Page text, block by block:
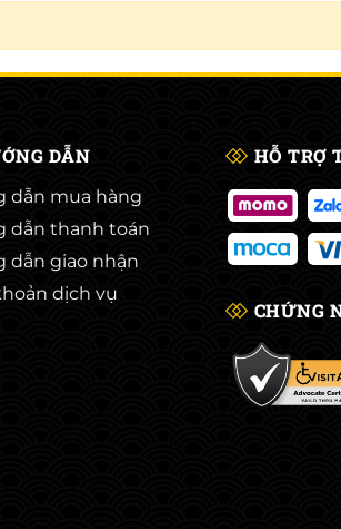
DẪN
dẫn mua hàng
dẫn thanh toán
dẫn giao nhận
dịch vụ
HỖ TRỢ
CHỨNG